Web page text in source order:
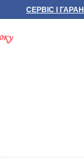
СЕРВІС І